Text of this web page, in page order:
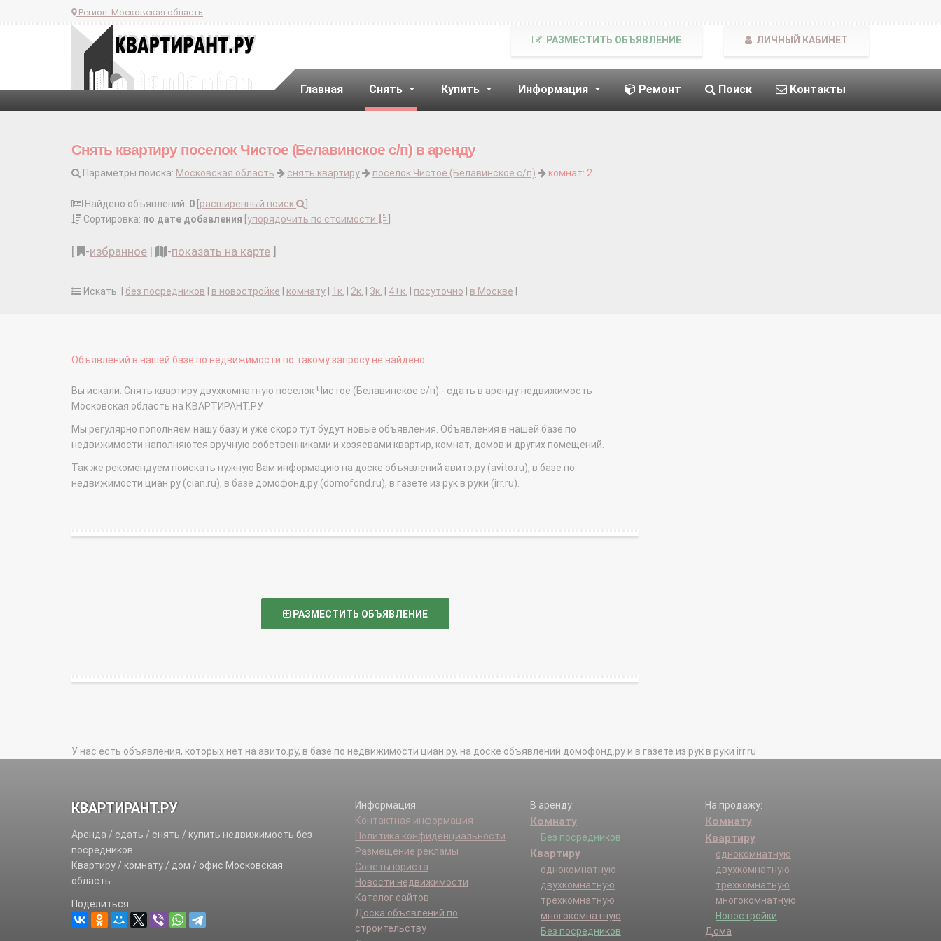
Регион: Московская область
Главная Снять Купить Информация Ремонт Поиск Контакты
РАЗМЕСТИТЬ ОБЪЯВЛЕНИЕ ЛИЧНЫЙ КАБИНЕТ
Снять квартиру поселок Чистое (Белавинское с/п) в аренду
Параметры поиска: Московская область снять квартиру поселок Чистое (Белавинское с/п) комнат: 2
Найдено объявлений: 0 расширенный поиск
Сортировка: по дате добавления упорядочить по стоимости
-избранное | -показать на карте
Искать: | без посредников в новостройке комнату 1к. 2к. 3к. 4+к. посуточно в Москве
Объявлений в нашей базе по недвижимости по такому запросу не найдено...
Вы искали: Снять квартиру двухкомнатную поселок Чистое (Белавинское с/п) - сдать в аренду недвижимость
Московская область на КВАРТИРАНТ.РУ
Мы регулярно пополняем нашу базу и уже скоро тут будут новые объявления. Объявления в нашей базе по
недвижимости наполняются вручную собственниками и хозяевами квартир, комнат, домов и других помещений.
Так же рекомендуем поискать нужную Вам информацию на доске объявлений авито.ру (avito.ru), в базе по
недвижимости циан.ру (cian.ru), в базе домофонд.ру (domofond.ru), в газете из рук в руки (irr.ru).
РАЗМЕСТИТЬ ОБЪЯВЛЕНИЕ
У нас есть объявления, которых нет на авито.ру, в базе по недвижимости циан.ру, на доске объявлений домофонд.ру и в газете из рук в руки irr.ru
КВАРТИРАНТ.РУ
Аренда / сдать / снять / купить недвижимость без
посредников.
Квартиру / комнату / дом / офис Московская
область
Поделиться:
Информация:
Контактная информация
Политика конфиденциальности
Размещение рекламы
Советы юриста
Новости недвижимости
Каталог сайтов
Доска объявлений по
строительству
В аренду:
Комнату
Без посредников
Квартиру
однокомнатную
двухкомнатную
трехкомнатную
многокомнатную
Без посредников
На продажу:
Комнату
Квартиру
однокомнатную
двухкомнатную
трехкомнатную
многокомнатную
Новостройки
Дома